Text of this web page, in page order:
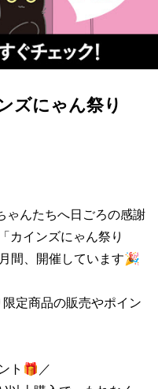
ズにゃん祭り
ゃんたちへ日ごろの感謝
カインズにゃん祭り
間、開催しています🎉
定商品の販売やポイン
ト🎁／